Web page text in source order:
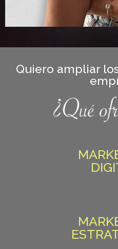
Quiero ampliar